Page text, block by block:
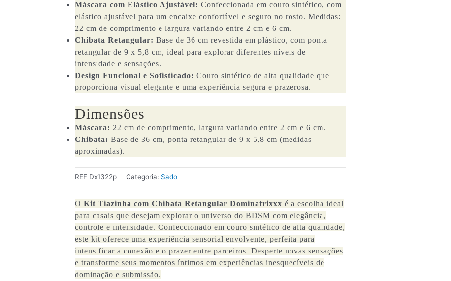
Máscara com Elástico Ajustável: Confeccionada em couro sintético, com
elástico ajustável para um encaixe confortável e seguro no rosto. Medidas:
22 cm de comprimento e largura variando entre 2 cm e 6 cm.
Chibata Retangular: Base de 36 cm revestida em plástico, com ponta
retangular de 9 x 5,8 cm, ideal para explorar diferentes níveis de
intensidade e sensações.
Design Funcional e Sofisticado: Couro sintético de alta qualidade que
proporciona visual elegante e uma experiência segura e prazerosa.
Dimensões
Máscara: 22 cm de comprimento, largura variando entre 2 cm e 6 cm.
Chibata: Base de 36 cm, ponta retangular de 9 x 5,8 cm (medidas
aproximadas).
REF Dx1322p Categoria: Sado
O Kit Tiazinha com Chibata Retangular Dominatrixxx é a escolha ideal
para casais que desejam explorar o universo do BDSM com elegância,
controle e intensidade. Confeccionado em couro sintético de alta qualidade,
este kit oferece uma experiência sensorial envolvente, perfeita para
intensificar a conexão e o prazer entre parceiros. Desperte novas sensações
e transforme seus momentos íntimos em experiências inesquecíveis de
dominação e submissão.